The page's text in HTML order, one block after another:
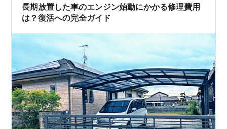
現実的な道筋を、この記事で見つけてく…
長期放置した車のエンジン始動にかかる修理費用
は？復活への完全ガイド